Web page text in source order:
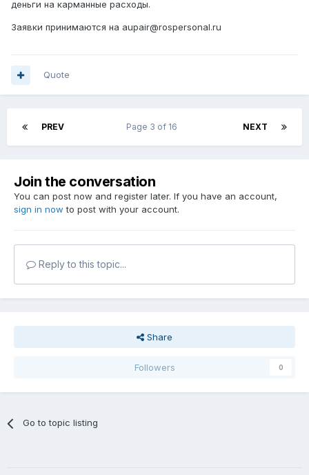
деньги на карманные расходы.
Заявки принимаются на aupair@rospersonal.ru
Quote
PREV NEXT
Page 3 of 16
Join the conversation
You can post now and register later. If you have an account,
sign in now to post with your account.
Reply to this topic...
Share
Followers 0
Go to topic listing